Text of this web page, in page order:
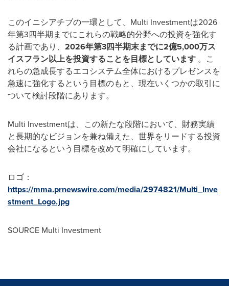
このイニシアチブの一環として、Multi Investmentは2026
年第3四半期までにこれらの戦略的分野への投資を強化す
る計画であり、 2026年第3四半期末までに2億5,000万ス
イスフラン以上を投資することを目標としています 。こ
れらの急成長するエコシステム全体におけるプレゼンスを
急速に強化するという目標のもと、現在いくつかの取引に
ついて検討段階にあります。
Multi Investmentは、この新たな段階において、財務実績
と長期的なビジョンを兼ね備えた、世界をリードする投資
会社になるという目標を改めて明確にしています。
ロゴ：
https://mma.prnewswire.com/media/2974821/Multi_Inve
stment_Logo.jpg
SOURCE Multi Investment